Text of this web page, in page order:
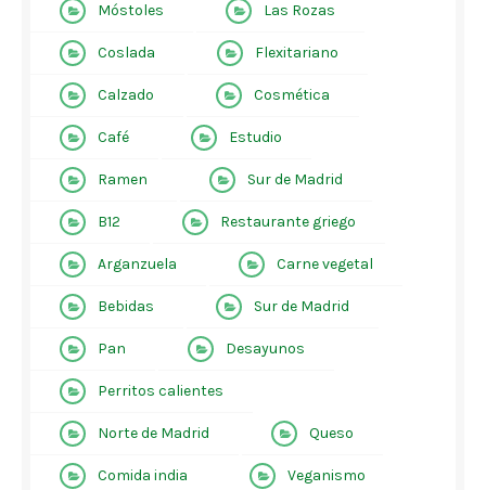
Móstoles Las Rozas
Coslada Flexitariano
Calzado Cosmética
Café Estudio
Ramen Sur de Madrid
B12 Restaurante griego
Arganzuela Carne vegetal
Bebidas Sur de Madrid
Pan Desayunos
Perritos calientes
Norte de Madrid Queso
Comida india Veganismo